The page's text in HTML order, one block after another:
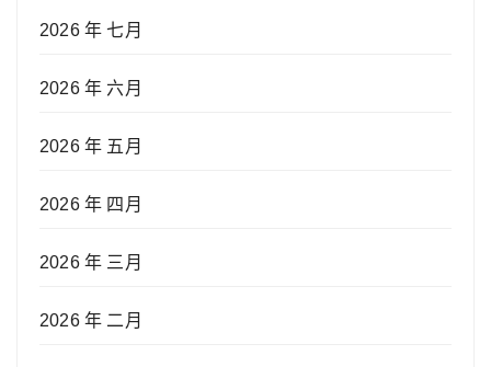
2026 年 七月
2026 年 六月
2026 年 五月
2026 年 四月
2026 年 三月
2026 年 二月